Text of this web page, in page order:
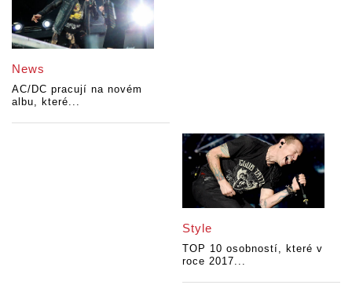
News
AC/DC pracují na novém
albu, které...
Style
TOP 10 osobností, které v
roce 2017...